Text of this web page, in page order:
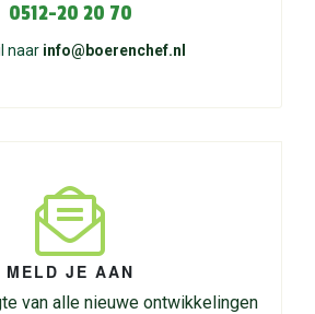
0512-20 20 70
naar info@boerenchef.nl
MELD JE AAN
van alle nieuwe ontwikkelingen